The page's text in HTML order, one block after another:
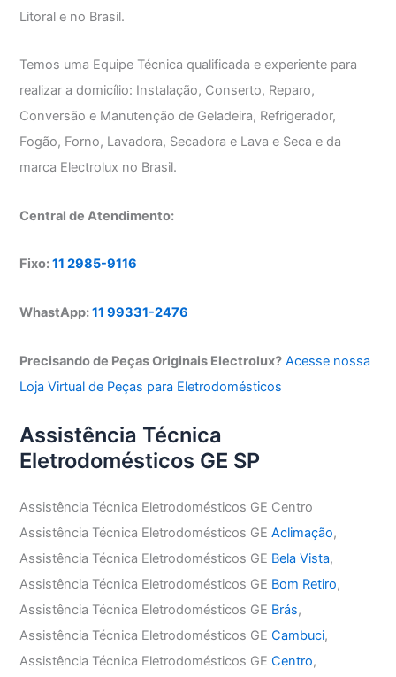
Litoral e no Brasil.
Temos uma Equipe Técnica qualificada e experiente para
realizar a domicílio: Instalação, Conserto, Reparo,
Conversão e Manutenção de Geladeira, Refrigerador,
Fogão, Forno, Lavadora, Secadora e Lava e Seca e da
marca Electrolux no Brasil.
Central de Atendimento:
Fixo:11 2985-9116
WhastApp:11 99331-2476
Precisando de Peças Originais Electrolux? Acesse nossa
Loja Virtual de Peças para Eletrodomésticos
Assistência Técnica
Eletrodomésticos GE SP
Assistência Técnica Eletrodomésticos GE Centro
Assistência Técnica Eletrodomésticos GEAclimação,
Assistência Técnica Eletrodomésticos GE Bela Vista,
Assistência Técnica Eletrodomésticos GE Bom Retiro,
Assistência Técnica Eletrodomésticos GE Brás,
Assistência Técnica Eletrodomésticos GECambuci,
Assistência Técnica Eletrodomésticos GECentro,